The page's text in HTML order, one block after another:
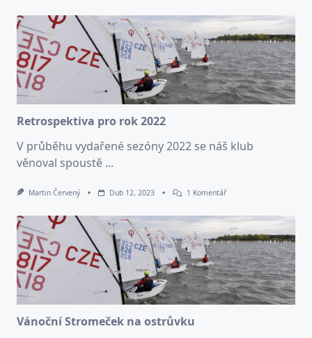
Retrospektiva pro rok 2022
V průběhu vydařené sezóny 2022 se náš klub
věnoval spoustě ...
Martin Červený Dub 12, 2023 1 KomentářU
Názvem
Retrospektiva
Pro
Rok
2022
Vánoční Stromeček na ostrůvku